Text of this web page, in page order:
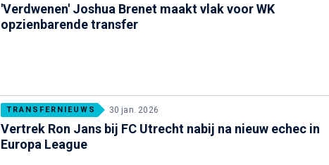
'Verdwenen' Joshua Brenet maakt vlak voor WK
opzienbarende transfer
TRANSFERNIEUWS 30 jan. 2026
Vertrek Ron Jans bij FC Utrecht nabij na nieuw echec in
Europa League